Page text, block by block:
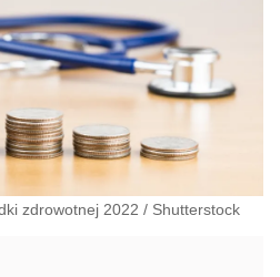
zdrowotnej 2022 / Shutterstock